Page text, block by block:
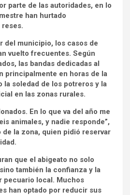
parte de las autoridades, en lo
han hurtado
reses.
del municipio, los casos de
vuelto frecuentes. Según
las bandas dedicadas al
principalmente en horas de la
la soledad de los potreros y la
en las zonas rurales.
En lo que va del año me
animales, y nadie responde”,
de la zona, quien pidió reservar
que el abigeato no solo
también la confianza y la
pecuario local. Muchos
han optado por reducir sus